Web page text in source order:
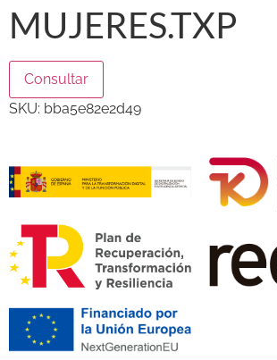
MUJERES.TXP
Consultar
SKU: bba5e82e2d49